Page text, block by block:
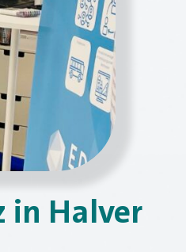
in Halver